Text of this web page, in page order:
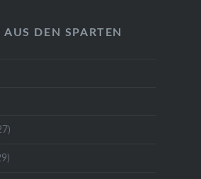
DEN SPARTEN